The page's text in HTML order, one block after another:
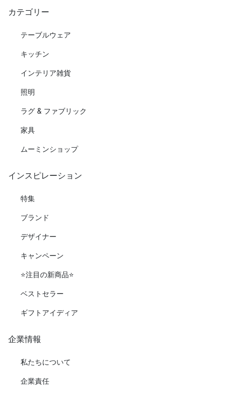
カテゴリー
テーブルウェア
キッチン
インテリア雑貨
照明
ラグ & ファブリック
家具
ムーミンショップ
インスピレーション
特集
ブランド
デザイナー
キャンペーン
⭐️注目の新商品⭐️
ベストセラー
ギフトアイディア
企業情報
私たちについて
企業責任